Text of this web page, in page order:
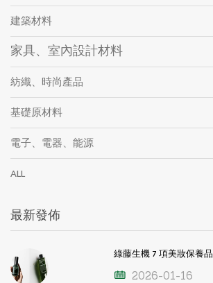
建築材料
家具、室內設計材料
紡織、時尚產品
基礎原材料
電子、電器、能源
ALL
最新發佈
綠藤生機 7 項美妝保養品
2026-01-16